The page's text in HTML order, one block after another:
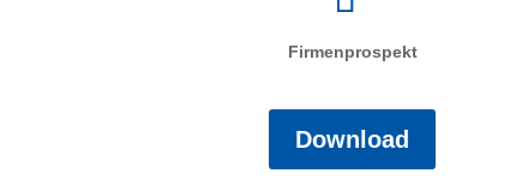
Firmenprospekt
Download